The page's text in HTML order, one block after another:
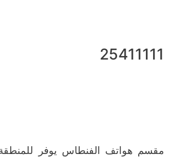
25411111
مقسم هواتف الفنطاس يوفر